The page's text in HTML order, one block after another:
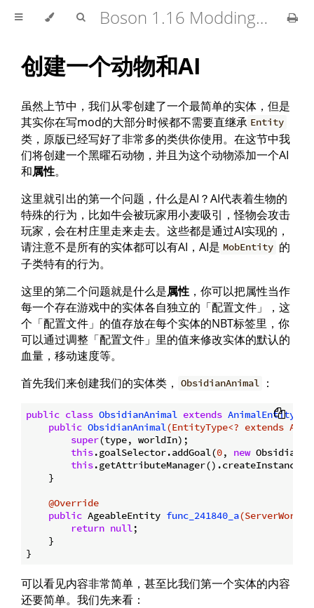
Boson 1.16 Modding Tutorial
创建一个动物和AI
虽然上节中，我们从零创建了一个最简单的实体，但是
其实你在写mod的大部分时候都不需要直继承 Entity
类，原版已经写好了非常多的类供你使用。在这节中我
们将创建一个黑曜石动物，并且为这个动物添加一个AI
和属性。
这里就引出的第一个问题，什么是AI？AI代表着生物的
特殊的行为，比如牛会被玩家用小麦吸引，怪物会攻击
玩家，会在村庄里走来走去。这些都是通过AI实现的，
请注意不是所有的实体都可以有AI，AI是 MobEntity 的
子类特有的行为。
这里的第二个问题就是什么是属性 ，你可以把属性当作
每一个存在游戏中的实体各自独立的「配置文件」，这
个「配置文件」的值存放在每个实体的NBT标签里，你
可以通过调整「配置文件」里的值来修改实体的默认的
血量，移动速度等。
首先我们来创建我们的实体类，
ObsidianAnimal ：
public class ObsidianAnimal extends AnimalEntity
public ObsidianAnimal(EntityType<? extends
super(type, worldIn);
this.goalSelector.addGoal(0, new
this
    }
@Override
public AgeableEntity func_241840_a(ServerWorld
return null;
    }
可以看见内容非常简单，甚至比我们第一个实体的内容
还要简单。我们先来看：